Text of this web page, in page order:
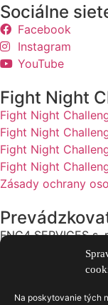
Na poskytovanie tých
Sociálne
Facebook
Instagram
YouTube
Fight Night
Fight Night
Fight Night
Fight Night
Fight Night
Zásady ochrany
FNC4 SERVICES s.
Adresa: Ulica